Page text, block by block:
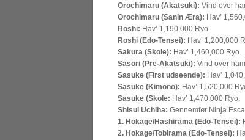
Orochimaru (Akatsuki): Vind over
Orochimaru (Sanin Æra): Hav’
Roshi: Hav’ 1,190,000 Ryo.
Roshi (Edo-Tensei): Hav’ 1,200,000
Sakura (Skole): Hav’ 1,460,000 Ryo.
Sasori (Pre-Akatsuki): Vind over
Sasuke (First udseende): Hav’
Sasuke (Kimono): Hav’ 1,520,000
Sasuke (Skole: Hav’ 1,470,000 Ryo.
Shisui Uchiha: Gennemfør Ninja
1. Hokage/Hashirama (Edo-Tensei):
2. Hokage/Tobirama (Edo-Tensei):